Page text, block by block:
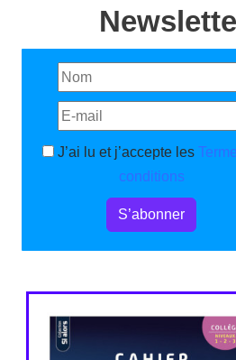
J’ai lu et j’accepte les
conditions
S’abonner